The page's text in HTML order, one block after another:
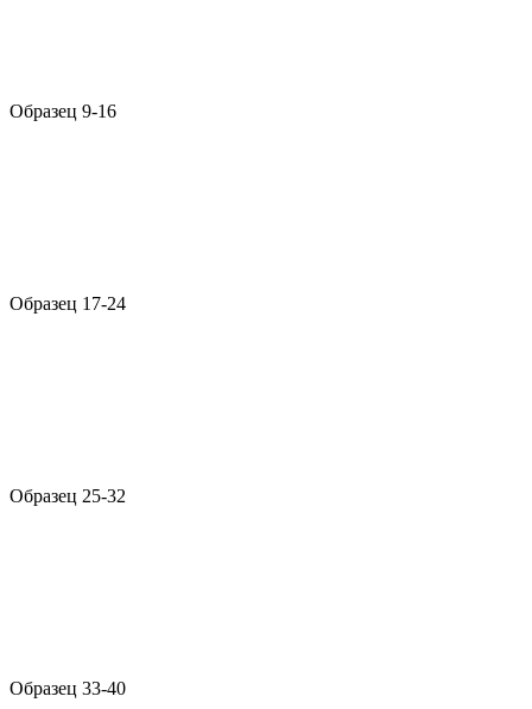
Образец 9-16
Образец 17-24
Образец 25-32
Образец 33-40